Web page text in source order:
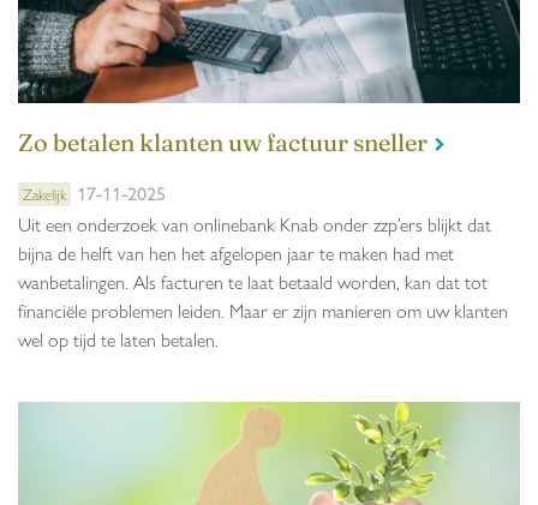
Zo betalen klanten uw factuur sneller
Zakelijk 17-11-2025
Uit een onderzoek van onlinebank Knab onder zzp’ers blijkt dat
bijna de helft van hen het afgelopen jaar te maken had met
wanbetalingen. Als facturen te laat betaald worden, kan dat tot
financiële problemen leiden. Maar er zijn manieren om uw klanten
wel op tijd te laten betalen.